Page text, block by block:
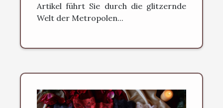
Artikel führt Sie durch die glitzernde
Welt der Metropolen...